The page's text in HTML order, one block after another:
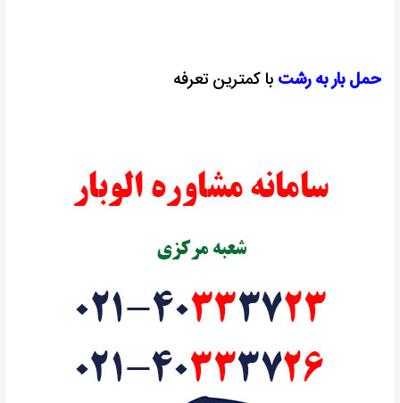
حمل بار به رشت با کمترین تعرفه